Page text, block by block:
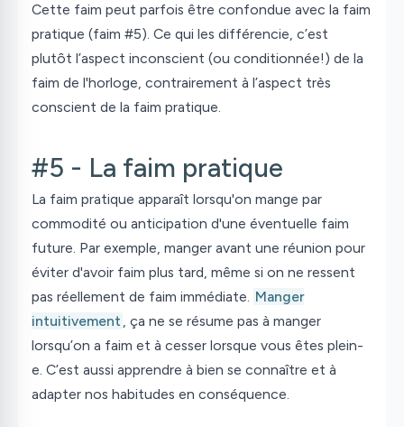
Cette faim peut parfois être confondue avec la faim
pratique (faim #5). Ce qui les différencie, c’est
plutôt l’aspect inconscient (ou conditionnée!) de la
faim de l'horloge, contrairement à l’aspect très
conscient de la faim pratique.
#5 - La faim pratique
La faim pratique apparaît lorsqu'on mange par
commodité ou anticipation d'une éventuelle faim
future. Par exemple, manger avant une réunion pour
éviter d'avoir faim plus tard, même si on ne ressent
pas réellement de faim immédiate. Manger
intuitivement , ça ne se résume pas à manger
lorsqu’on a faim et à cesser lorsque vous êtes plein-
e. C’est aussi apprendre à bien se connaître et à
adapter nos habitudes en conséquence.